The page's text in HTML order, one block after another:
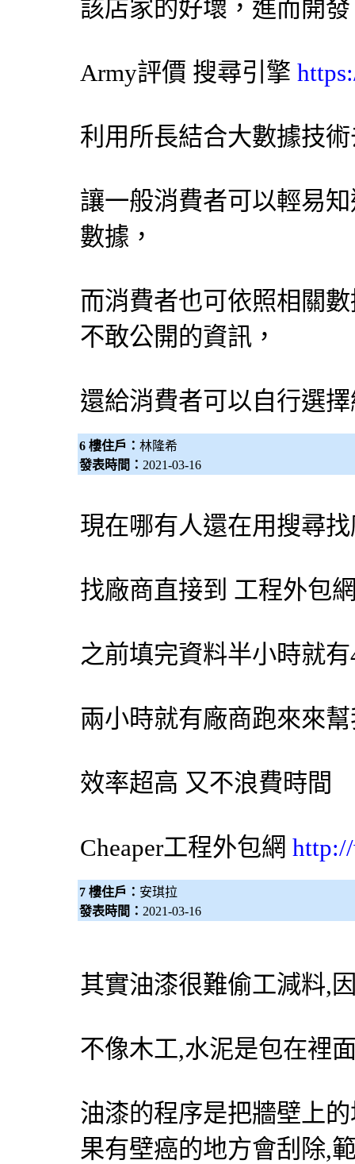
該店家的好壞，進而開
Army評價 搜尋引擎
利用所長結合大數據技
讓一般消費者可以輕易
數據，
而消費者也可依照相關
不敢公開的資訊，
還給消費者可以自行選
6 樓住戶： 林隆希
發表時間： 2021-03-16
現在哪有人還在用搜尋
找廠商直接到 工程外包
之前填完資料半小時就
兩小時就有廠商跑來來
效率超高 又不浪費時間
Cheaper工程外包網
7 樓住戶： 安琪拉
發表時間： 2021-03-16
其實油漆很難偷工減料,
不像木工,水泥是包在裡
油漆的程序是把牆壁上
果有壁癌的地方會刮除,